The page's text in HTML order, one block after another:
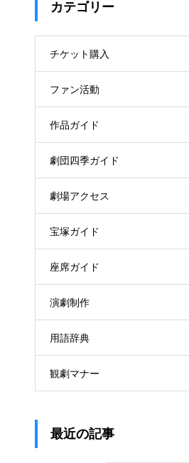
カテゴリー
チケット購入
ファン活動
作品ガイド
劇団四季ガイド
劇場アクセス
宝塚ガイド
座席ガイド
演劇制作
用語辞典
観劇マナー
最近の記事